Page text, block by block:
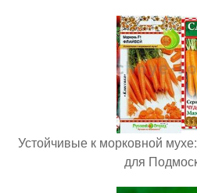
Устойчивые к морковной
для